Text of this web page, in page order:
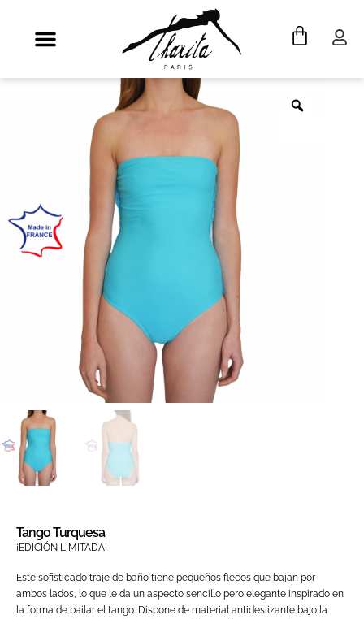
Tango Turquesa
¡EDICIÓN LIMITADA!
Este sofisticado traje de baño tiene pequeños flecos que bajan por
ambos lados, lo que le da un aspecto sencillo pero elegante inspirado en
la forma de bailar el tango. Dispone de material antideslizante bajo la